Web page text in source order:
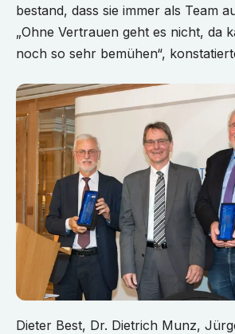
bestand, dass sie immer als Team
„Ohne Vertrauen geht es nicht, da
noch so sehr bemühen“,
Dieter Best, Dr. Dietrich Munz,